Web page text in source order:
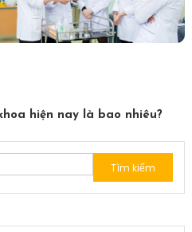
hiện nay là bao nhiêu?
Tìm
kiếm